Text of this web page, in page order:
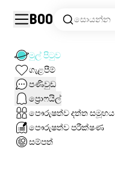
Boo සොයන්න
මුල් පිටුව
ගැළපීම්
පණිවුඩ
ප්‍රොෆයිල්
පෞරුෂත්ව දත්ත සමූහය
පෞරුෂත්ව පරීක්ෂණ
සම්පත්